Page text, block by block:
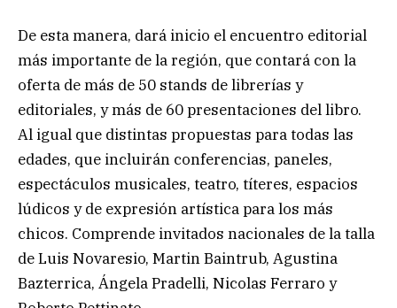
De esta manera, dará inicio el encuentro editorial
más importante de la región, que contará con la
oferta de más de 50 stands de librerías y
editoriales, y más de 60 presentaciones del libro.
Al igual que distintas propuestas para todas las
edades, que incluirán conferencias, paneles,
espectáculos musicales, teatro, títeres, espacios
lúdicos y de expresión artística para los más
chicos. Comprende invitados nacionales de la talla
de Luis Novaresio, Martin Baintrub, Agustina
Bazterrica, Ángela Pradelli, Nicolas Ferraro y